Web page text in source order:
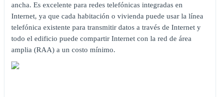
ancha. Es excelente para redes telefónicas integradas en
Internet, ya que cada habitación o vivienda puede usar la línea
telefónica existente para transmitir datos a través de Internet y
todo el edificio puede compartir Internet con la red de área
amplia (RAA) a un costo mínimo.